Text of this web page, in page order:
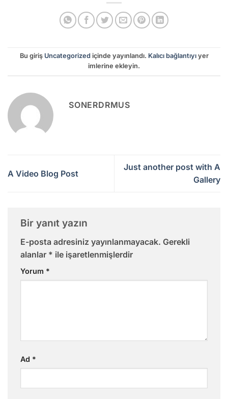
Bu giriş Uncategorized içinde yayınlandı. Kalıcı bağlantıyıyer
imlerine ekleyin.
SONERDRMUS
A Video Blog Post
Just another post with A
Gallery
Bir yanıt yazın
E-posta adresiniz yayınlanmayacak. Gerekli
alanlar * ile işaretlenmişlerdir
Yorum *
Ad *